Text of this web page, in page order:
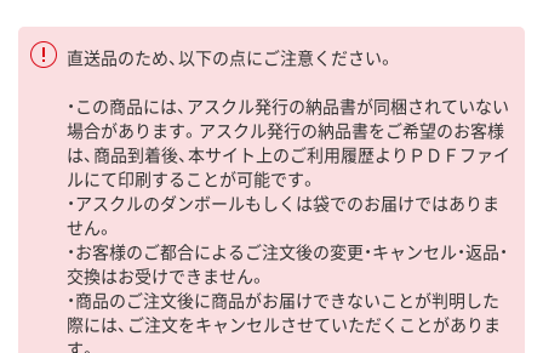
直送品のため、以下の点にご注意ください。
・この商品には、アスクル発行の納品書が同梱されていない
場合があります。アスクル発行の納品書をご希望のお客様
は、商品到着後、本サイト上のご利用履歴よりＰＤＦファイ
ルにて印刷することが可能です。
・アスクルのダンボールもしくは袋でのお届けではありま
せん。
・お客様のご都合によるご注文後の変更・キャンセル・返品・
交換はお受けできません。
・商品のご注文後に商品がお届けできないことが判明した
際には、ご注文をキャンセルさせていただくことがありま
す。